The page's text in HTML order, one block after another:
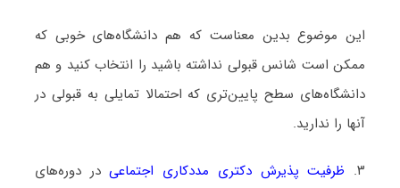
این موضوع بدین معناست که هم دانشگاه‌های خوبی که
ممکن است شانس قبولی نداشته باشید را انتخاب کنید و هم
دانشگاه‌های سطح پایین‌تری که احتمالا تمایلی به قبولی در
آنها را ندارید.
۳. ظرفیت پذیرش دکتری مددکاری اجتماعی در دوره‌های